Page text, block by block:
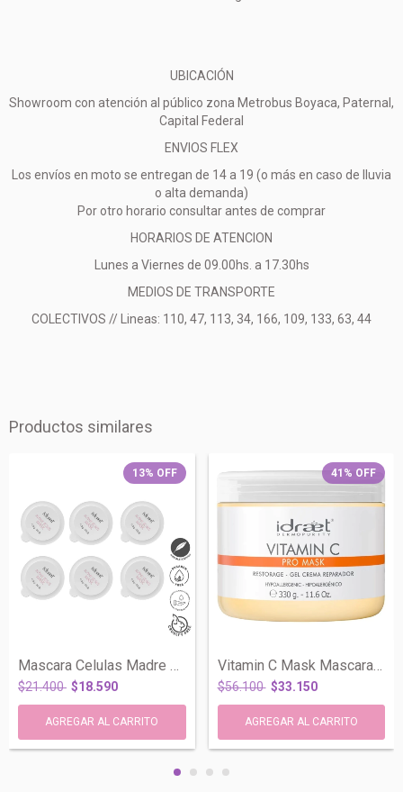
UBICACIÓN
Showroom con atención al público zona Metrobus Boyaca, Paternal,
Capital Federal
ENVIOS FLEX
Los envíos en moto se entregan de 14 a 19 (o más en caso de lluvia
o alta demanda)
Por otro horario consultar antes de comprar
HORARIOS DE ATENCION
Lunes a Viernes de 09.00hs. a 17.30hs
MEDIOS DE TRANSPORTE
COLECTIVOS // Lineas: 110, 47, 113, 34, 166, 109, 133, 63, 44
Productos similares
13% OFF
$21.400 $18.590
41 % OFF
Vitamin C Mask Mascara Reparadora Antiox...
$56.100 $33.150